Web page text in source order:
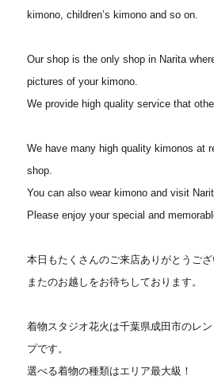
kimono, children’s kimono and so on.
Our shop is the only shop in Narita
pictures of your kimono.
We provide high quality service that
We have many high quality kimonos at
shop.
You can also wear kimono and visit
Please enjoy your special and
本日もたくさんのご来店ありがとうござ
またのお越しをお待ちしております。
着物スタジオ花火は千葉県成田市のレ
プです。
選べる着物の種類はエリア最大級！